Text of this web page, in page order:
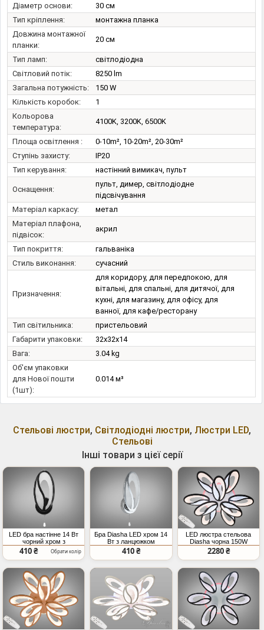
Діаметр основи:
30 см
Тип кріплення:
монтажна планка
Довжина монтажної
планки:
20 см
Тип ламп:
світлодіодна
Світловий потік:
8250 lm
Загальна потужність:
150 W
Кількість коробок:
1
Кольорова
температура:
4100K, 3200K, 6500K
Площа освітлення :
0-10m², 10-20m², 20-30m²
Ступінь захисту:
IP20
Тип керування:
настінний вимикач, пульт
Оснащення:
пульт, димер, світлодіодне
підсвічування
Матеріал каркасу:
метал
Матеріал плафона,
підвісок:
акрил
Тип покриття:
гальваніка
Стиль виконання:
сучасний
Призначення:
для коридору, для передпокою, для
вітальні, для спальні, для дитячої, для
кухні, для магазину, для офісу, для
ванної, для кафе/ресторану
Тип світильника:
пристельовий
Габарити упаковки:
32x32x14
Вага:
3.04 kg
Об'єм упаковки
для Нової пошти
(1шт):
0.014 м³
Стельові люстри, Світлодіодні люстри, Люстри LED,
Стельові
Інші товари з цієї серії
LED бра настінне 14 Вт
чорний хром з
ланцюжком
410 ₴ Обрати колір
Бра Diasha LED хром 14
Вт з ланцюжком
410 ₴
LED люстра стельова
Diasha чорна 150W
димер пульт
2280 ₴